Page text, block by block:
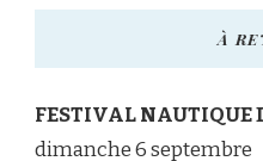
À
FESTIVAL NAUTIQUE
dimanche 6 septembre